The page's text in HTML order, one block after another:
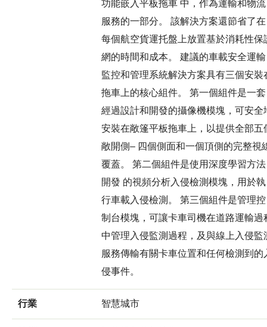
功能嵌入平板拖車 中，作為運輸和物流
服務的一部分。 該解決方案還節省了在
每個航空貨運托盤上放置基於消耗性保
網的時間和成本。 建議的車載安全運輸
監控和管理系統解決方案具有三個安裝
拖車上的核心組件。 第一個組件是一套
經過設計和開發的攝像機模塊，可安全
安裝在敞篷平板拖車上，以提供全部五
敞開側– 四個側面和一個頂側的完整視
覆蓋。 第二個組件是使用深度學習方法
開發 的視頻分析入侵檢測模塊，用於執
行車載入侵檢測。 第三個組件是管理控
制台模塊，可讓卡車司機在道路運輸過
中管理入侵監測過程，及與線上入侵監
服務傳輸有關卡車位置和任何檢測到的
侵事件。
行業 智慧城市